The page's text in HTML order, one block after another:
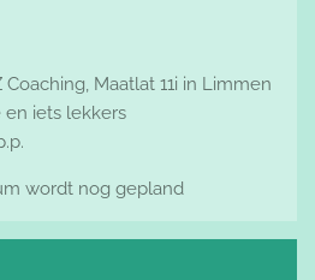
Coaching, Maatlat 11i in Limmen
iets lekkers
wordt nog gepland